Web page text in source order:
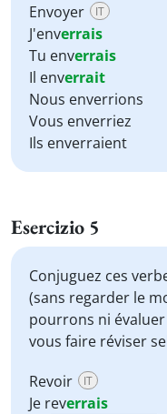
Envoyer
IT
J'enverrais
Tu enverrais
Il enverrait
Nous enverrions
Vous enverriez
Ils enverraient
Esercizio 5
Conjuguez ces
(sans regarder le
pourrons ni
vous faire réviser
Revoir IT
Je reverrais